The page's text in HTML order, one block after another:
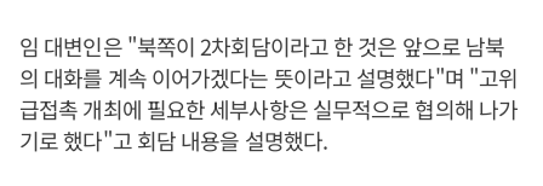
임 대변인은 "북쪽이 2차회담이라고 한 것은 앞으로 남북
의 대화를 계속 이어가겠다는 뜻이라고 설명했다"며 "고위
급접촉 개최에 필요한 세부사항은 실무적으로 협의해 나가
기로 했다"고 회담 내용을 설명했다.